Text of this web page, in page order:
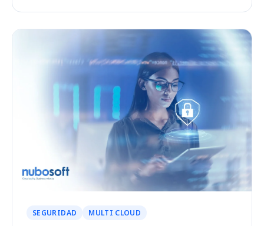
SEGURIDAD MULTI CLOUD